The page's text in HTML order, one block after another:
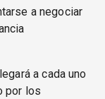
a negociar
a cada uno
por los